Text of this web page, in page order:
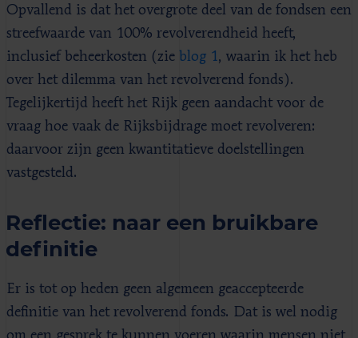
Opvallend is dat het overgrote deel van de fondsen een
streefwaarde van 100% revolverendheid heeft,
inclusief beheerkosten (zie blog 1, waarin ik het heb
over het dilemma van het revolverend fonds).
Tegelijkertijd heeft het Rijk geen aandacht voor de
vraag hoe vaak de Rijksbijdrage moet revolveren:
daarvoor zijn geen kwantitatieve doelstellingen
vastgesteld.
Reflectie: naar een bruikbare
definitie
Er is tot op heden geen algemeen geaccepteerde
definitie van het revolverend fonds. Dat is wel nodig